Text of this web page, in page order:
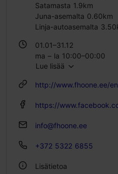
Satamasta 1.9km
Juna-asemalta 0.60km
Linja-autoasemalta
01.01–31.12
ma – la 10:00–00:00
su 10:00–22:00
Lue lisää
http://www.fhoone.ee/
https://
info@fhoone.ee
+372 5322 6855
Lisätietoa